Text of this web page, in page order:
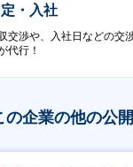
・入社
交渉や、入社日などの交
代行！
の企業の他の公